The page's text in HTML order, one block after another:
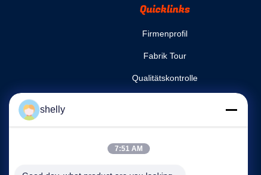
Quicklinks
Firmenprofil
Fabrik Tour
Qualitätskontrolle
shelly
7:51 AM